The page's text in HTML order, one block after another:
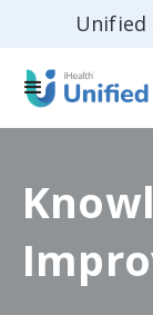
Unified